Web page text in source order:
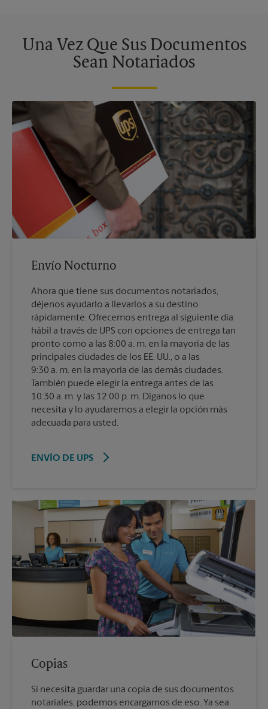
Una Vez Que Sus Documentos
Sean Notariados
Envío Nocturno
Ahora que tiene sus documentos notariados,
déjenos ayudarlo a llevarlos a su destino
rápidamente. Ofrecemos entrega al siguiente día
hábil a través de UPS con opciones de entrega tan
pronto como a las 8:00 a. m. en la mayoría de las
principales ciudades de los EE. UU., o a las
9:30 a. m. en la mayoría de las demás ciudades.
También puede elegir la entrega antes de las
10:30 a. m. y las 12:00 p. m. Díganos lo que
necesita y lo ayudaremos a elegir la opción más
adecuada para usted.
ENVÍO DE UPS
Copias
Si necesita guardar una copia de sus documentos
notariales, podemos encargarnos de eso. Ya sea